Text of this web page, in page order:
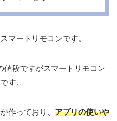
マートリモコンです。
値段ですがスマートリモコン
す。
作っており、 アプリの使いや